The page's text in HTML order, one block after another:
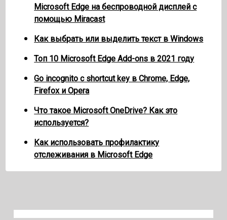
Microsoft Edge на беспроводной дисплей с
помощью Miracast
Как выбрать или выделить текст в Windows
Топ 10 Microsoft Edge Add-ons в 2021 году
Go incognito с shortcut key в Chrome, Edge,
Firefox и Opera
Что такое Microsoft OneDrive? Как это
используется?
Как использовать профилактику
отслеживания в Microsoft Edge